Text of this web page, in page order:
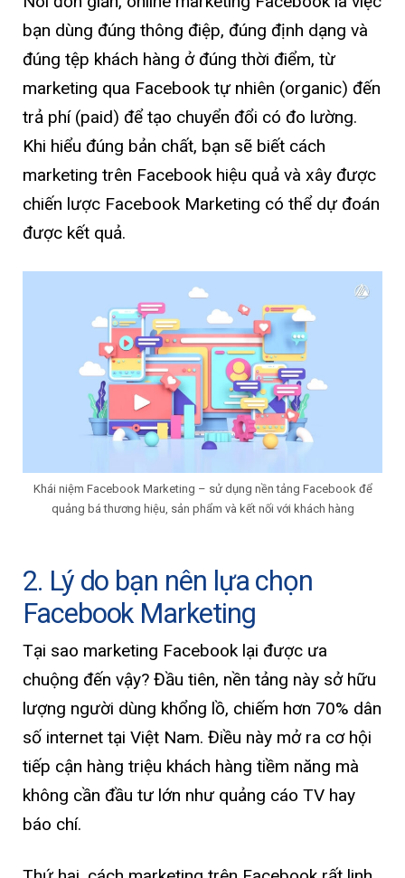
bạn dùng đúng thông điệp, đúng định dạng và
đúng tệp khách hàng ở đúng thời điểm, từ
marketing qua Facebook tự nhiên (organic) đến
trả phí (paid) để tạo chuyển đổi có đo lường.
Khi hiểu đúng bản chất, bạn sẽ biết cách
marketing trên Facebook hiệu quả và xây được
chiến lược Facebook Marketing có thể dự đoán
được kết quả.
Khái niệm Facebook Marketing – sử dụng nền tảng Facebook để
quảng bá thương hiệu, sản phẩm và kết nối với khách hàng
2. Lý do bạn nên lựa chọn
Facebook Marketing
Tại sao marketing Facebook lại được ưa
chuộng đến vậy? Đầu tiên, nền tảng này sở hữu
lượng người dùng khổng lồ, chiếm hơn 70% dân
số internet tại Việt Nam. Điều này mở ra cơ hội
tiếp cận hàng triệu khách hàng tiềm năng mà
không cần đầu tư lớn như quảng cáo TV hay
báo chí.